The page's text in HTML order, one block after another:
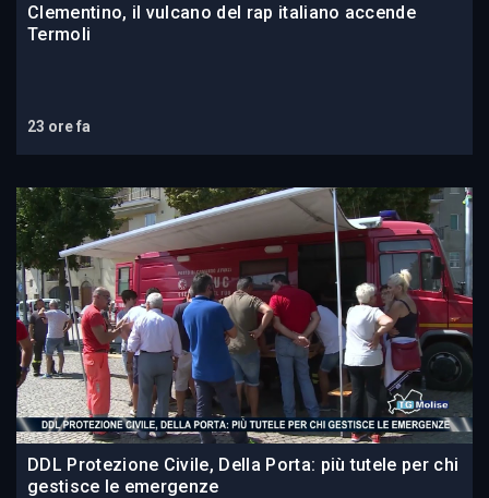
Clementino, il vulcano del rap italiano accende
Termoli
23 ore fa
DDL Protezione Civile, Della Porta: più tutele per chi
gestisce le emergenze